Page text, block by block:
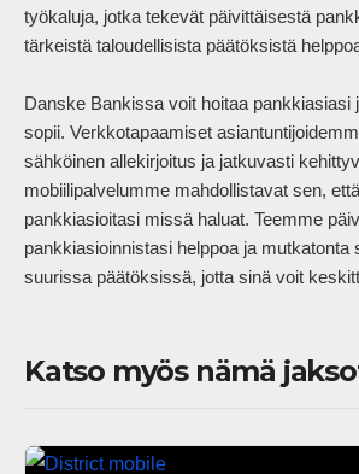
työkaluja, jotka tekevät päivittäisestä
tärkeistä taloudellisista päätöksistä
Danske Bankissa voit hoitaa pankkiasiasi
sopii. Verkkotapaamiset
sähköinen allekirjoitus ja jatkuvasti
mobiilipalvelumme mahdollistavat sen,
pankkiasioitasi missä haluat. Teemme
pankkiasioinnistasi helppoa ja mutkatonta
Katso myös nämä